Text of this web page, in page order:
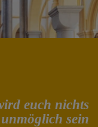
euch nichts
unmöglich sein